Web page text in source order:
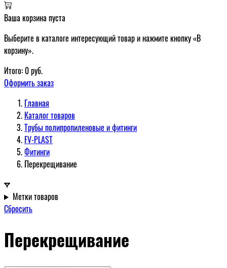
Ваша корзина пуста
Выберите в каталоге интересующий товар и нажмите кнопку «В
корзину».
Итого: 0руб.
Оформить заказ
Главная
Каталог товаров
Трубы полипропиленовые и фитинги
FV-PLAST
Фитинги
Перекрещивание
Метки товаров
Сбросить
Перекрещивание